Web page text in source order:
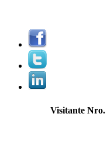
Visitante Nro.